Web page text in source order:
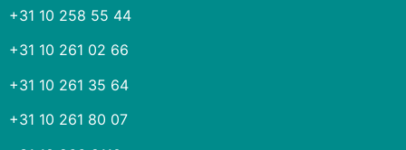
+31 10 258 55 44
+31 10 261 02 66
+31 10 261 35 64
+31 10 261 80 07